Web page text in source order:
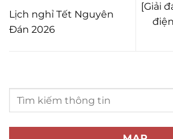
Lịch nghỉ Tết Nguyên
Đán 2026
[Giải